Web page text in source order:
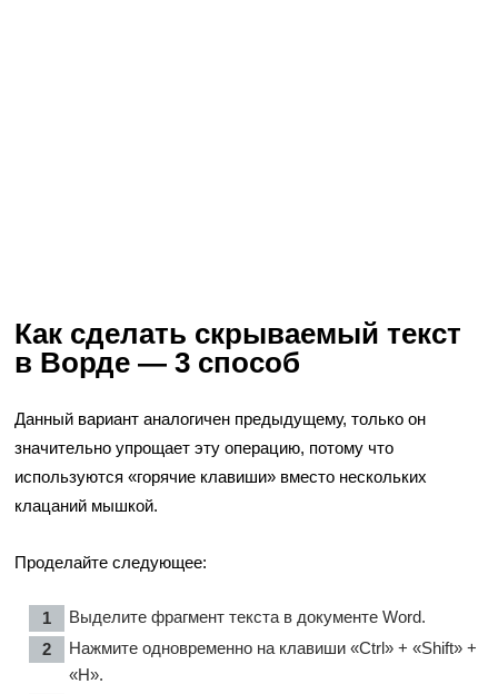
Как сделать скрываемый текст
в Ворде — 3 способ
Данный вариант аналогичен предыдущему, только он
значительно упрощает эту операцию, потому что
используются «горячие клавиши» вместо нескольких
клацаний мышкой.
Проделайте следующее:
Выделите фрагмент текста в документе Word.
Нажмите одновременно на клавиши «Ctrl» + «Shift» +
«H».